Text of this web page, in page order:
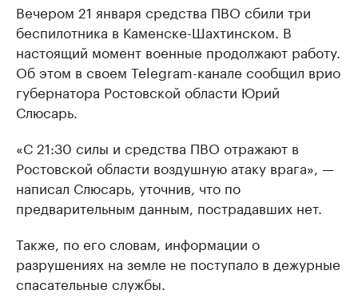
Вечером 21 января средства ПВО сбили три
беспилотника в Каменске-Шахтинском. В
настоящий момент военные продолжают работу.
Об этом в своем Telegram-канале сообщил врио
губернатора Ростовской области Юрий
Слюсарь.
«С 21:30 силы и средства ПВО отражают в
Ростовской области воздушную атаку врага», —
написал Слюсарь, уточнив, что по
предварительным данным, пострадавших нет.
Также, по его словам, информации о
разрушениях на земле не поступало в дежурные
спасательные службы.